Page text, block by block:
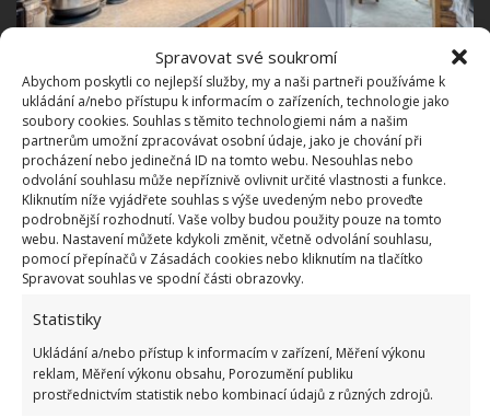
Spravovat své soukromí
Abychom poskytli co nejlepší služby, my a naši partneři používáme k
ukládání a/nebo přístupu k informacím o zařízeních, technologie jako
soubory cookies. Souhlas s těmito technologiemi nám a našim
partnerům umožní zpracovávat osobní údaje, jako je chování při
procházení nebo jedinečná ID na tomto webu. Nesouhlas nebo
odvolání souhlasu může nepříznivě ovlivnit určité vlastnosti a funkce.
Kliknutím níže vyjádřete souhlas s výše uvedeným nebo proveďte
podrobnější rozhodnutí. Vaše volby budou použity pouze na tomto
webu. Nastavení můžete kdykoli změnit, včetně odvolání souhlasu,
pomocí přepínačů v Zásadách cookies nebo kliknutím na tlačítko
Spravovat souhlas ve spodní části obrazovky.
Statistiky
Ukládání a/nebo přístup k informacím v zařízení, Měření výkonu
reklam, Měření výkonu obsahu, Porozumění publiku
prostřednictvím statistik nebo kombinací údajů z různých zdrojů.
Dopřejte si to samé i u sebe
Je jasné, že ne každý má to štěstí na obrovskou,
dvoupatrovou chalupu, ve které by se mohl vyřádit
na interiéru. Věřte ale, že i takové drobnosti jako
kamenná podlaha (dlažba se vzhledem kamene či
mramoru) a dřevěné trámy pod stropem udělají
hodně. Jedná se přitom o varianty, které můžete
umístit téměř do jakéhokoli prostoru a nestojí ani
tolik peněz.